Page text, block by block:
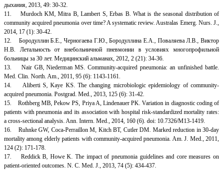
дыхания, 2013, 49: 30-32.
11. Murdoch KM, Mitra B, Lambert S, Erbas B. What is the seasonal distribution of
community acquired pneumonia over time? A systematic review. Australas Emerg. Nurs. J.,
2014, 17 (1): 30-42.
12. Бородуллин Б.Е., Черногаева Г.Ю., Бородуллина Е.А., Поваляева Л.В., Виктор
Н.В. Летальность от внебольничной пневмонии в условиях многопрофильной
больницы за 30 лет. Медицинский альманах, 2012, 2 (21): 34-36.
13. Nair GB, Niederman MS. Community-acquired pneumonia: an unfinished battle.
Med. Clin. North. Am., 2011, 95 (6): 1143-1161.
14. Aliberti S, Kaye KS. The changing microbiologic epidemiology of community-
acquired pneumonia. Postgrad. Med., 2013, 125 (6): 31-42.
15. Rothberg MB, Pekow PS, Priya A, Lindenauer PK. Variation in diagnostic coding of
patients with pneumonia and its association with hospital risk-standardized mortality rates:
a cross-sectional analysis. Ann. Intern. Med., 2014, 160 (6). doi: 10.7326/M13-1419.
16. Ruhnke GW, Coca-Perraillon M, Kitch BT, Cutler DM. Marked reduction in 30-day
mortality among elderly patients with community-acquired pneumonia. Am. J. Med., 2011,
124 (2): 171-178.
17. Reddick B, Howe K. The impact of pneumonia guidelines and core measures on
patient-oriented outcomes. N. C. Med. J., 2013, 74 (5): 434-437.